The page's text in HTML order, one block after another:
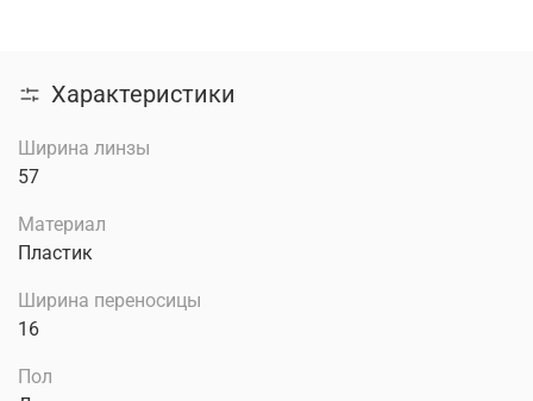
Характеристики
Ширина линзы
57
Материал
Пластик
Ширина переносицы
16
Пол